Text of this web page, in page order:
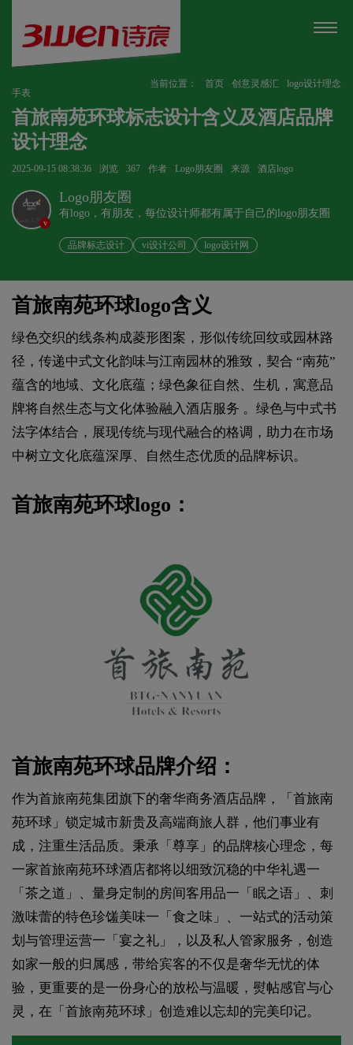
当前位置： 首页 创意灵感汇
logo设计理念
手表
首旅南苑环球标志设计含义及酒店品牌
设计理念
2025-09-15 08:38:36 浏览 367 作者 Logo朋友圈 来源 酒店logo
v
Logo朋友圈
有logo，有朋友，每位设计师都有属于自己的logo朋友圈
品牌标志设计 vi设计公司 logo设计网
首旅南苑环球logo含义
绿色交织的线条构成菱形图案，形似传统回纹或园林路
径，传递中式文化韵味与江南园林的雅致，契合 “南苑”
蕴含的地域、文化底蕴；绿色象征自然、生机，寓意品
牌将自然生态与文化体验融入酒店服务 。绿色与中式书
法字体结合，展现传统与现代融合的格调，助力在市场
中树立文化底蕴深厚、自然生态优质的品牌标识。
首旅南苑环球logo：
首旅南苑环球品牌介绍：
作为首旅南苑集团旗下的奢华商务酒店品牌，「首旅南
苑环球」锁定城市新贵及高端商旅人群，他们事业有
成，注重生活品质。秉承「尊享」的品牌核心理念，每
一家首旅南苑环球酒店都将以细致沉稳的中华礼遇一
「茶之道」、量身定制的房间客用品一「眠之语」、刺
激味蕾的特色珍馐美味一「食之味」、一站式的活动策
划与管理运营一「宴之礼」，以及私人管家服务，创造
如家一般的归属感，带给宾客的不仅是奢华无忧的体
验，更重要的是一份身心的放松与温暖，熨帖感官与心
灵，在「首旅南苑环球」创造难以忘却的完美印记。